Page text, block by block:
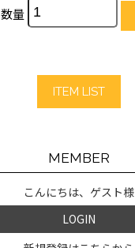
数量
ITEM LIST
MEMBER
こんにちは、ゲスト様
LOGIN